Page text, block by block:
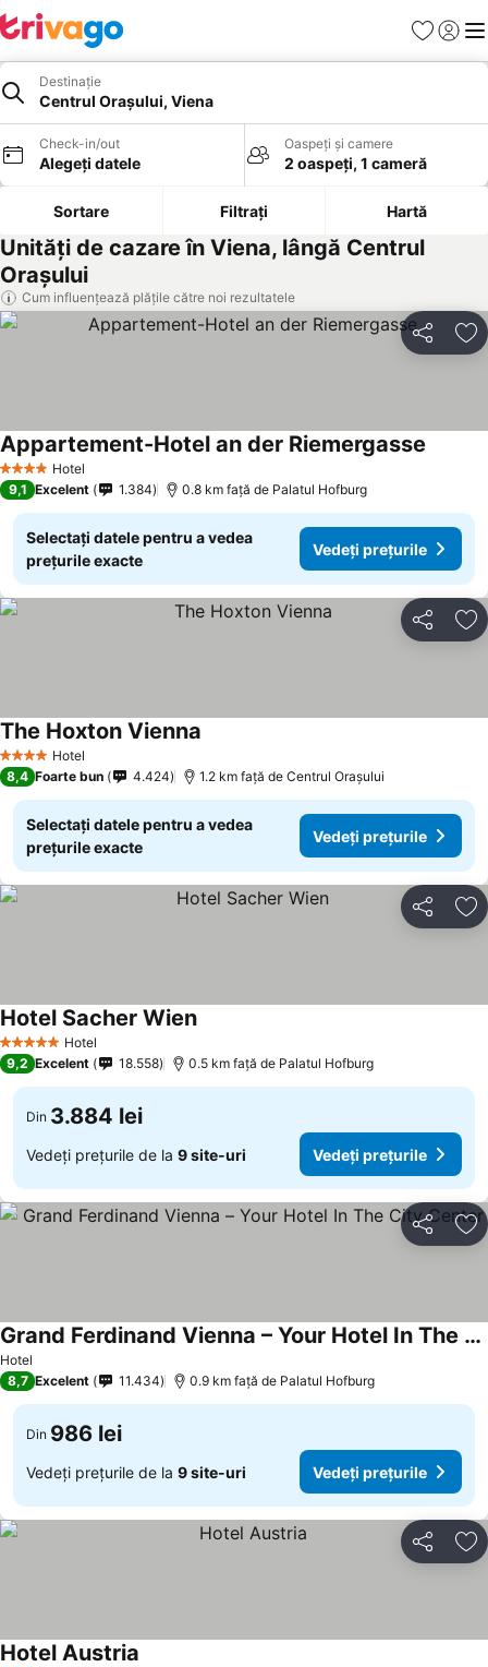
Favorite
Destinație
Centrul Oraşului, Viena
Check-in/out
Alegeți datele
Oaspeți și camere
2 oaspeți, 1 cameră
Sortare Filtrați Hartă
Unități de cazare în Viena, lângă Centrul
Oraşului
Cum influențează plățile către noi rezultatele
Distribuiți
4 Stele Hotel
Appartement-Hotel an der Riemergasse
9,1 Excelent 1.384 0.8 km faţă de Palatul Hofburg
Selectați datele pentru a vedea
prețurile exacte
Vedeți prețurile
Distribuiți
4 Stele Hotel
The Hoxton Vienna
8,4 Foarte bun 4.424 1.2 km faţă de Centrul Oraşului
Selectați datele pentru a vedea
prețurile exacte
Vedeți prețurile
Distribuiți
5 Stele Hotel
Hotel Sacher WienVedeți prețurile
9,2 Excelent 18.558 0.5 km faţă de Palatul Hofburg
Din 3.884 lei
Vedeți prețurile de la 9 site-uri Vedeți prețurile
Distribuiți
Hotel
Grand Ferdinand Vienna – Your Hotel In The City Center
Vedeți prețurile
8,7 Excelent 11.434 0.9 km faţă de Palatul Hofburg
Din 986 lei
Vedeți prețurile de la 9 site-uri Vedeți prețurile
Distribuiți
Hotel Austria